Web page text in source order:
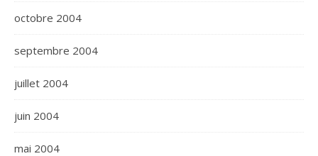
octobre 2004
septembre 2004
juillet 2004
juin 2004
mai 2004